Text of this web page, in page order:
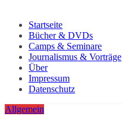
Startseite
Bücher & DVDs
Camps & Seminare
Journalismus & Vorträge
Über
Impressum
Datenschutz
Allgemein